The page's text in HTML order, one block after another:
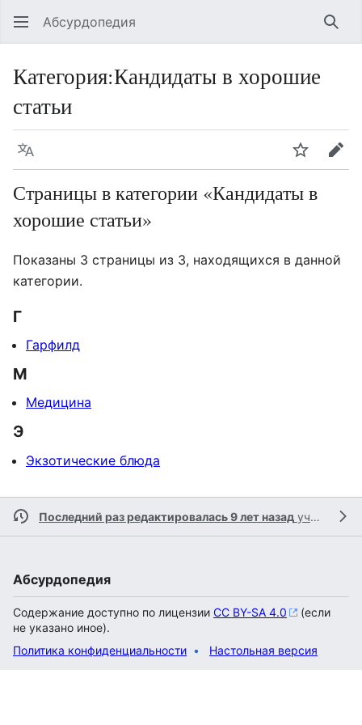
Абсурдопедия
Категория:Кандидаты в хорошие
статьи
Язык
Страницы в категории «Кандидаты в
хорошие статьи»
Показаны 3 страницы из 3, находящихся в данной
категории.
Г
Гарфилд
М
Медицина
Э
Экзотические блюда
Последний раз редактировалась 9 лет назад участником
Абсурдопедия
Содержание доступно по лицензии CC BY-SA 4.0
(если
не указано иное).
Политика конфиденциальности
Настольная версия